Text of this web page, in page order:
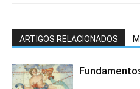
ARTIGOS RELACIONADOS